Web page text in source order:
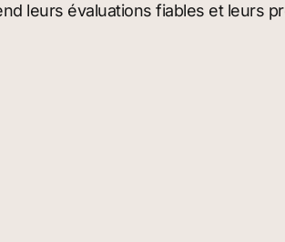
leurs évaluations fiables et leurs